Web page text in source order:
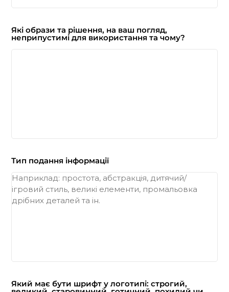
Які образи та рішення, на ваш погляд,
неприпустимі для використання та чому?
Тип подання інформації
Який має бути шрифт у логотипі: строгий,